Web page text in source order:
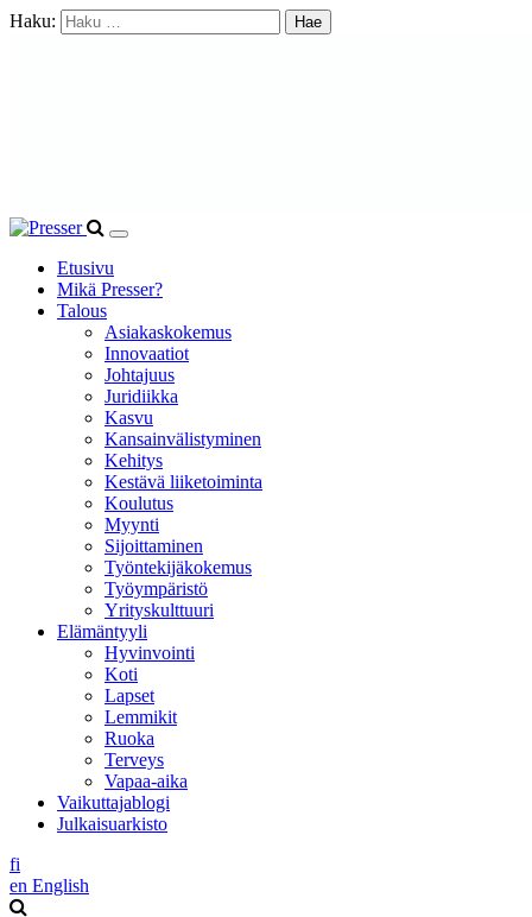
Haku:
Etusivu
Mikä Presser?
Talous
Asiakaskokemus
Innovaatiot
Johtajuus
Juridiikka
Kasvu
Kansainvälistyminen
Kehitys
Kestävä liiketoiminta
Koulutus
Myynti
Sijoittaminen
Työntekijäkokemus
Työympäristö
Yrityskulttuuri
Elämäntyyli
Hyvinvointi
Koti
Lapset
Lemmikit
Ruoka
Terveys
Vapaa-aika
Vaikuttajablogi
Julkaisuarkisto
fi
en English